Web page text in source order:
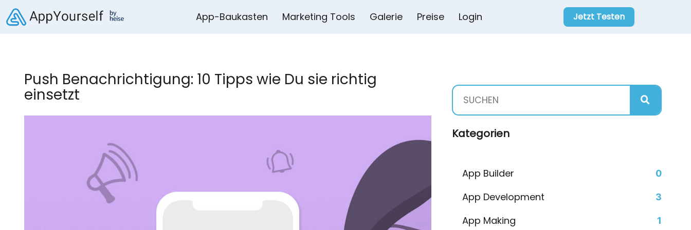
App-Baukasten Marketing Tools Galerie Preise Login Jetzt Testen
Push Benachrichtigung: 10 Tipps wie Du sie richtig
einsetzt
Kategorien
App Builder 0
App Development 3
App Making 1